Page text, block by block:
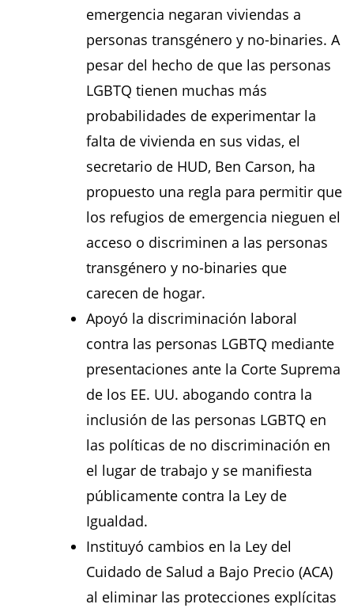
emergencia negaran viviendas a
personas transgénero y no-binaries. A
pesar del hecho de que las personas
LGBTQ tienen muchas más
probabilidades de experimentar la
falta de vivienda en sus vidas, el
secretario de HUD, Ben Carson, ha
propuesto una regla para permitir que
los refugios de emergencia nieguen el
acceso o discriminen a las personas
transgénero y no-binaries que
carecen de hogar.
Apoyó la discriminación laboral
contra las personas LGBTQ mediante
presentaciones ante la Corte Suprema
de los EE. UU. abogando contra la
inclusión de las personas LGBTQ en
las políticas de no discriminación en
el lugar de trabajo y se manifiesta
públicamente contra la Ley de
Igualdad.
Instituyó cambios en la Ley del
Cuidado de Salud a Bajo Precio (ACA)
al eliminar las protecciones explícitas